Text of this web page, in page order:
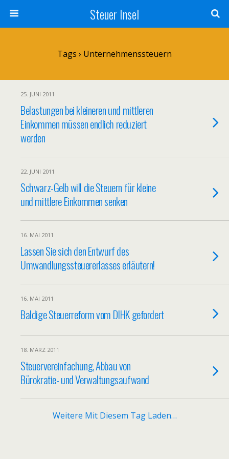
Steuer Insel
Tags › Unternehmenssteuern
25. JUNI 2011
Belastungen bei kleineren und mittleren
Einkommen müssen endlich reduziert
werden
22. JUNI 2011
Schwarz-Gelb will die Steuern für kleine
und mittlere Einkommen senken
16. MAI 2011
Lassen Sie sich den Entwurf des
Umwandlungssteuererlasses erläutern!
16. MAI 2011
Baldige Steuerreform vom DIHK gefordert
18. MÄRZ 2011
Steuervereinfachung, Abbau von
Bürokratie- und Verwaltungsaufwand
Weitere Mit Diesem Tag Laden…